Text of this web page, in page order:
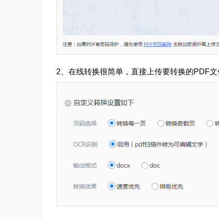
2、在线转换很简单，直接上传要转换的PDF文